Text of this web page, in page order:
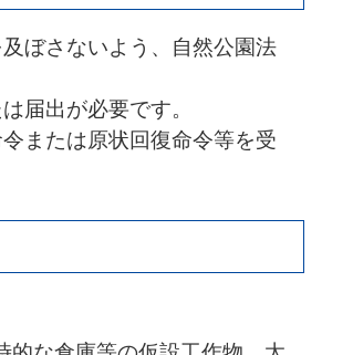
ぼさないよう、自然公園法
届出が必要です。
または原状回復命令等を受